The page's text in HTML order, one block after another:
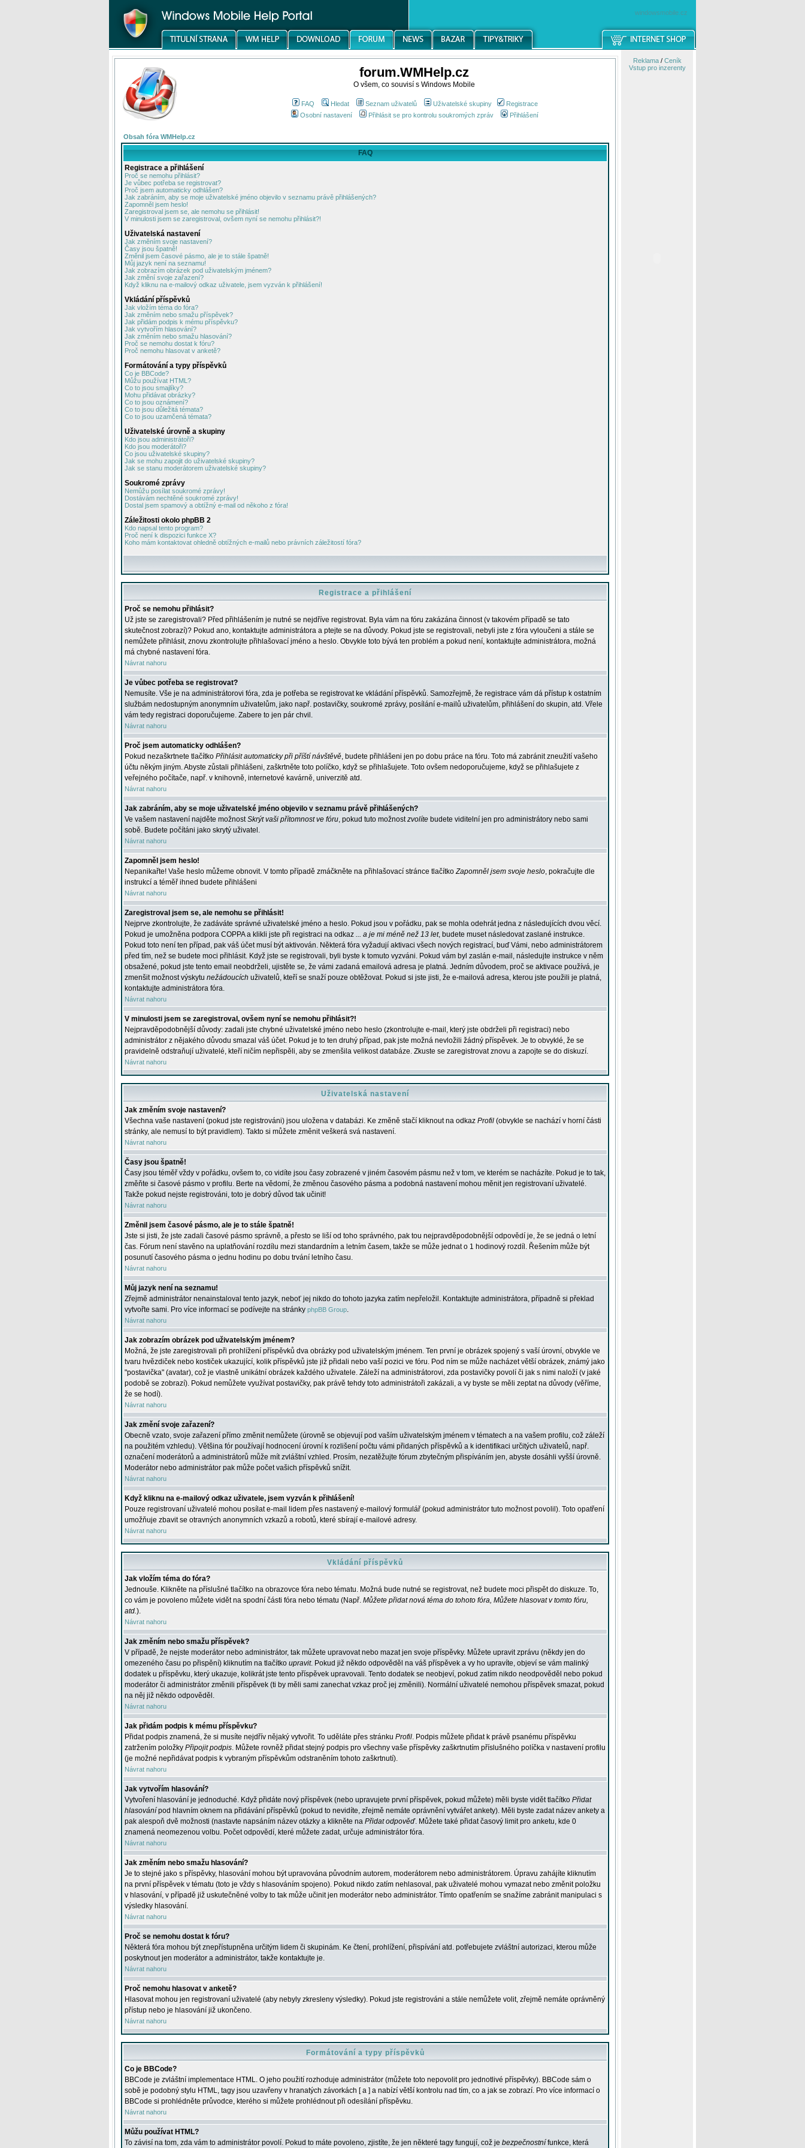
windowsmobile.cz
forum.WMHelp.cz
O všem, co souvisí s Windows Mobile
FAQ Hledat Seznam uživatelů Uživatelské skupiny
Registrace
Osobní nastavení
Přihlásit se pro kontrolu soukromých zpráv Přihlášení
Obsah fóra WMHelp.cz
FAQ
Registrace a přihlášení
Proč se nemohu přihlásit?
Je vůbec potřeba se registrovat?
Proč jsem automaticky odhlášen?
Jak zabráním, aby se moje uživatelské jméno objevilo v seznamu právě přihlášených?
Zapomněl jsem heslo!
Zaregistroval jsem se, ale nemohu se přihlásit!
V minulosti jsem se zaregistroval, ovšem nyní se nemohu přihlásit?!
Uživatelská nastavení
Jak změním svoje nastavení?
Časy jsou špatně!
Změnil jsem časové pásmo, ale je to stále špatně!
Můj jazyk není na seznamu!
Jak zobrazím obrázek pod uživatelským jménem?
Jak změní svoje zařazení?
Když kliknu na e-mailový odkaz uživatele, jsem vyzván k přihlášení!
Vkládání příspěvků
Jak vložím téma do fóra?
Jak změním nebo smažu příspěvek?
Jak přidám podpis k mému příspěvku?
Jak vytvořím hlasování?
Jak změním nebo smažu hlasování?
Proč se nemohu dostat k fóru?
Proč nemohu hlasovat v anketě?
Formátování a typy příspěvků
Co je BBCode?
Můžu používat HTML?
Co to jsou smajlíky?
Mohu přidávat obrázky?
Co to jsou oznámení?
Co to jsou důležitá témata?
Co to jsou uzamčená témata?
Uživatelské úrovně a skupiny
Kdo jsou administrátoři?
Kdo jsou moderátoři?
Co jsou uživatelské skupiny?
Jak se mohu zapojit do uživatelské skupiny?
Jak se stanu moderátorem uživatelské skupiny?
Soukromé zprávy
Nemůžu posílat soukromé zprávy!
Dostávám nechtěné soukromé zprávy!
Dostal jsem spamový a obtížný e-mail od někoho z fóra!
Záležitosti okolo phpBB 2
Kdo napsal tento program?
Proč není k dispozici funkce X?
Koho mám kontaktovat ohledně obtížných e-mailů nebo právních záležitostí fóra?
Registrace a přihlášení
Proč se nemohu přihlásit?
Už jste se zaregistrovali? Před přihlášením je nutné se nejdříve registrovat. Byla vám na fóru zakázána činnost (v takovém případě se tato
skutečnost zobrazí)? Pokud ano, kontaktujte administrátora a ptejte se na důvody. Pokud jste se registrovali, nebyli jste z fóra vyloučeni a stále se
nemůžete přihlásit, znovu zkontrolujte přihlašovací jméno a heslo. Obvykle toto bývá ten problém a pokud není, kontaktujte administrátora, možná
má chybné nastavení fóra.
Návrat nahoru
Je vůbec potřeba se registrovat?
Nemusíte. Vše je na administrátorovi fóra, zda je potřeba se registrovat ke vkládání příspěvků. Samozřejmě, že registrace vám dá přístup k ostatním
službám nedostupným anonymním uživatelům, jako např. postavičky, soukromé zprávy, posílání e-mailů uživatelům, přihlášení do skupin, atd. Vřele
vám tedy registraci doporučujeme. Zabere to jen pár chvil.
Návrat nahoru
Proč jsem automaticky odhlášen?
Pokud nezaškrtnete tlačítko Přihlásit automaticky při příští návštěvě, budete přihlášeni jen po dobu práce na fóru. Toto má zabránit zneužití vašeho
účtu někým jiným. Abyste zůstali přihlášeni, zaškrtněte toto políčko, když se přihlašujete. Toto ovšem nedoporučujeme, když se přihlašujete z
veřejného počítače, např. v knihovně, internetové kavárně, univerzitě atd.
Návrat nahoru
Jak zabráním, aby se moje uživatelské jméno objevilo v seznamu právě přihlášených?
Ve vašem nastavení najděte možnostSkrýt vaši přítomnost ve fóru, pokud tuto možnostzvolíte budete viditelní jen pro administrátory nebo sami
sobě. Budete počítáni jako skrytý uživatel.
Návrat nahoru
Zapomněl jsem heslo!
Nepanikařte! Vaše heslo můžeme obnovit. V tomto případě zmáčkněte na přihlašovací stránce tlačítkoZapomněl jsem svoje heslo, pokračujte dle
instrukcí a téměř ihned budete přihlášeni
Návrat nahoru
Zaregistroval jsem se, ale nemohu se přihlásit!
Nejprve zkontrolujte, že zadáváte správné uživatelské jméno a heslo. Pokud jsou v pořádku, pak se mohla odehrát jedna z následujících dvou věcí.
Pokud je umožněna podpora COPPA a klikli jste při registraci na odkaz ... a je mi méně než 13 let, budete muset následovat zaslané instrukce.
Pokud toto není ten případ, pak váš účet musí být aktivován. Některá fóra vyžadují aktivaci všech nových registrací, buď Vámi, nebo administrátorem
před tím, než se budete moci přihlásit. Když jste se registrovali, byli byste k tomuto vyzváni. Pokud vám byl zaslán e-mail, následujte instrukce v něm
obsažené, pokud jste tento email neobdrželi, ujistěte se, že vámi zadaná emailová adresa je platná. Jedním důvodem, proč se aktivace používá, je
zmenšit možnost výskytu nežádoucích uživatelů, kteří se snaží pouze obtěžovat. Pokud si jste jisti, že e-mailová adresa, kterou jste použili je platná,
kontaktujte administrátora fóra.
Návrat nahoru
V minulosti jsem se zaregistroval, ovšem nyní se nemohu přihlásit?!
Nejpravděpodobnější důvody: zadali jste chybné uživatelské jméno nebo heslo (zkontrolujte e-mail, který jste obdrželi při registraci) nebo
administrátor z nějakého důvodu smazal váš účet. Pokud je to ten druhý případ, pak jste možná nevložili žádný příspěvek. Je to obvyklé, že se
pravidelně odstraňují uživatelé, kteří ničím nepřispěli, aby se zmenšila velikost databáze. Zkuste se zaregistrovat znovu a zapojte se do diskuzí.
Návrat nahoru
Uživatelská nastavení
Jak změním svoje nastavení?
Všechna vaše nastavení (pokud jste registrováni) jsou uložena v databázi. Ke změně stačí kliknout na odkaz Profil (obvykle se nachází v horní části
stránky, ale nemusí to být pravidlem). Takto si můžete změnit veškerá svá nastavení.
Návrat nahoru
Časy jsou špatně!
Časy jsou téměř vždy v pořádku, ovšem to, co vidíte jsou časy zobrazené v jiném časovém pásmu než v tom, ve kterém se nacházíte. Pokud je to tak,
změňte si časové pásmo v profilu. Berte na vědomí, že změnou časového pásma a podobná nastavení mohou měnit jen registrovaní uživatelé.
Takže pokud nejste registrováni, toto je dobrý důvod tak učinit!
Návrat nahoru
Změnil jsem časové pásmo, ale je to stále špatně!
Jste si jisti, že jste zadali časové pásmo správně, a přesto se liší od toho správného, pak tou nejpravděpodobnější odpovědí je, že se jedná o letní
čas. Fórum není stavěno na uplatňování rozdílu mezi standardním a letním časem, takže se může jednat o 1 hodinový rozdíl. Řešením může být
posunutí časového pásma o jednu hodinu po dobu trvání letního času.
Návrat nahoru
Můj jazyk není na seznamu!
Zřejmě administrátor nenainstaloval tento jazyk, neboť jej nikdo do tohoto jazyka zatím nepřeložil. Kontaktujte administrátora, případně si překlad
vytvořte sami. Pro více informací se podívejte na stránky phpBB Group.
Návrat nahoru
Jak zobrazím obrázek pod uživatelským jménem?
Možná, že jste zaregistrovali při prohlížení příspěvků dva obrázky pod uživatelským jménem. Ten první je obrázek spojený s vaší úrovní, obvykle ve
tvaru hvězdiček nebo kostiček ukazující, kolik příspěvků jste již přidali nebo vaší pozici ve fóru. Pod ním se může nacházet větší obrázek, známý jako
"postavička" (avatar), což je vlastně unikátní obrázek každého uživatele. Záleží na administrátorovi, zda postavičky povolí či jak s nimi naloží (v jaké
podobě se zobrazí). Pokud nemůžete využívat postavičky, pak právě tehdy toto administrátoři zakázali, a vy byste se měli zeptat na důvody (věříme,
že se hodí).
Návrat nahoru
Jak změní svoje zařazení?
Obecně vzato, svoje zařazení přímo změnit nemůžete (úrovně se objevují pod vaším uživatelským jménem v tématech a na vašem profilu, což záleží
na použitém vzhledu). Většina fór používají hodnocení úrovní k rozlišení počtu vámi přidaných příspěvků a k identifikaci určitých uživatelů, např.
označení moderátorů a administrátorů může mít zvláštní vzhled. Prosím, nezatěžujte fórum zbytečným přispíváním jen, abyste dosáhli vyšší úrovně.
Moderátor nebo administrátor pak může počet vašich příspěvků snížit.
Návrat nahoru
Když kliknu na e-mailový odkaz uživatele, jsem vyzván k přihlášení!
Pouze registrovaní uživatelé mohou posílat e-mail lidem přes nastavený e-mailový formulář (pokud administrátor tuto možnost povolil). Toto opatření
umožňuje zbavit se otravných anonymních vzkazů a robotů, které sbírají e-mailové adresy.
Návrat nahoru
Vkládání příspěvků
Jak vložím téma do fóra?
Jednouše. Klikněte na příslušné tlačítko na obrazovce fóra nebo tématu. Možná bude nutné se registrovat, než budete moci přispět do diskuze. To,
co vám je povoleno můžete vidět na spodní části fóra nebo tématu (Např. Můžete přidat nová téma do tohoto fóra, Můžete hlasovat v tomto fóru,
atd.).
Návrat nahoru
Jak změním nebo smažu příspěvek?
V případě, že nejste moderátor nebo administrátor, tak můžete upravovat nebo mazat jen svoje příspěvky. Můžete upravit zprávu (někdy jen do
omezeného času po přispění) kliknutím na tlačítko upravit. Pokud již někdo odpověděl na váš příspěvek a vy ho upravíte, objeví se vám malinký
dodatek u příspěvku, který ukazuje, kolikrát jste tento příspěvek upravovali. Tento dodatek se neobjeví, pokud zatím nikdo neodpověděl nebo pokud
moderátor či administrátor změnili příspěvek (ti by měli sami zanechat vzkaz proč jej změnili). Normální uživatelé nemohou příspěvek smazat, pokud
na něj již někdo odpověděl.
Návrat nahoru
Jak přidám podpis k mému příspěvku?
Přidat podpis znamená, že si musíte nejdřív nějaký vytvořit. To uděláte přes stránku Profil. Podpis můžete přidat k právě psanému příspěvku
zatržením položky Připojit podpis. Můžete rovněž přidat stejný podpis pro všechny vaše příspěvky zaškrtnutím příslušného políčka v nastavení profilu
(je možné nepřidávat podpis k vybraným příspěvkům odstraněním tohoto zaškrtnutí).
Návrat nahoru
Jak vytvořím hlasování?
Vytvoření hlasování je jednoduché. Když přidáte nový příspěvek (nebo upravujete první příspěvek, pokud můžete) měli byste vidět tlačítko Přidat
hlasování pod hlavním oknem na přidávání příspěvků (pokud to nevidíte, zřejmě nemáte oprávnění vytvářet ankety). Měli byste zadat název ankety a
pak alespoň dvě možnosti (nastavte napsáním název otázky a klikněte na Přidat odpověď. Můžete také přidat časový limit pro anketu, kde 0
znamená neomezenou volbu. Počet odpovědí, které můžete zadat, určuje administrátor fóra.
Návrat nahoru
Jak změním nebo smažu hlasování?
Je to stejné jako s příspěvky, hlasování mohou být upravována původním autorem, moderátorem nebo administrátorem. Úpravu zahájíte kliknutím
na první příspěvek v tématu (toto je vždy s hlasováním spojeno). Pokud nikdo zatím nehlasoval, pak uživatelé mohou vymazat nebo změnit položku
v hlasování, v případě již uskutečněné volby to tak může učinit jen moderátor nebo administrátor. Tímto opatřením se snažíme zabránit manipulaci s
výsledky hlasování.
Návrat nahoru
Proč se nemohu dostat k fóru?
Některá fóra mohou být znepřístupněna určitým lidem či skupinám. Ke čtení, prohlížení, přispívání atd. potřebujete zvláštní autorizaci, kterou může
poskytnout jen moderátor a administrátor, takže kontaktujte je.
Návrat nahoru
Proč nemohu hlasovat v anketě?
Hlasovat mohou jen registrovaní uživatelé (aby nebyly zkresleny výsledky). Pokud jste registrováni a stále nemůžete volit, zřejmě nemáte oprávněný
přístup nebo je hlasování již ukončeno.
Návrat nahoru
Formátování a typy příspěvků
Co je BBCode?
BBCode je zvláštní implementace HTML. O jeho použití rozhoduje administrátor (můžete toto nepovolit pro jednotlivé příspěvky). BBCode sám o
sobě je podobný stylu HTML, tagy jsou uzavřeny v hranatých závorkách [ a ] a nabízí větší kontrolu nad tím, co a jak se zobrazí. Pro více informací o
BBCode si prohlédněte průvodce, kterého si můžete prohlédnout při odesílání příspěvku.
Návrat nahoru
Můžu používat HTML?
To závisí na tom, zda vám to administrátor povolí. Pokud to máte povoleno, zjistíte, že jen některé tagy fungují, což je bezpečnostní funkce, která
Reklama/ Ceník
Vstup pro inzerenty